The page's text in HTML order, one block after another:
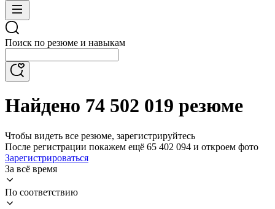
Поиск по резюме и навыкам
Найдено 74 502 019 резюме
Чтобы видеть все резюме, зарегистрируйтесь
После регистрации покажем ещё 65 402 094 и откроем фото
Зарегистрироваться
За всё время
По соответствию